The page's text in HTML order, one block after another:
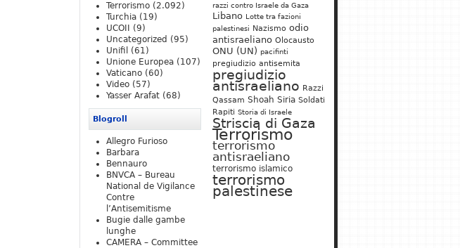
razzi contro Israele da Gaza
Libano Lotte tra fazioni
palestinesi Nazismo odio
antisraeliano Olocausto
ONU (UN) pacifinti
pregiudizio antisemita
pregiudizio
antisraeliano Razzi
Qassam Shoah Siria Soldati
Rapiti Storia di Israele
Striscia di Gaza
Terrorismo
terrorismo
antisraeliano
terrorismo islamico
terrorismo
palestinese
Terrorismo (2.092)
Turchia (19)
UCOII
(9)
Uncategorized (95)
Unifil
(61)
Unione Europea (107)
Vaticano (60)
Video (57)
Yasser Arafat (68)
Blogroll
Allegro Furioso
Barbara
Bennauro
BNVCA – Bureau
National de Vigilance
Contre
l’Antisemitisme
Bugie dalle gambe
lunghe
CAMERA – Committee